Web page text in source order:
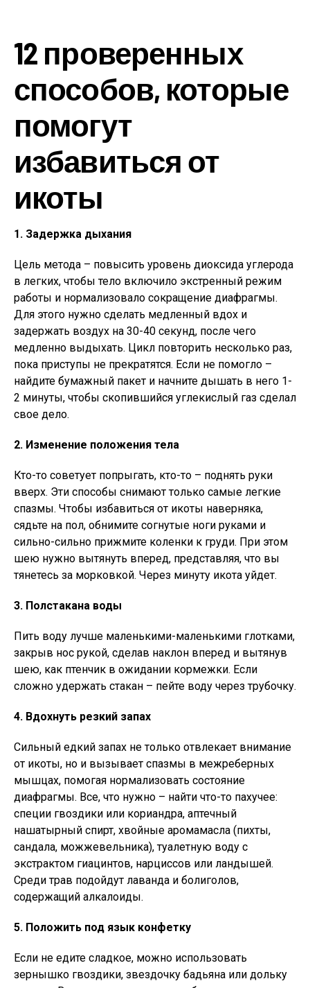
12 проверенных
способов, которые
помогут
избавиться от
икоты
1. Задержка дыхания
Цель метода – повысить уровень диоксида углерода
в легких, чтобы тело включило экстренный режим
работы и нормализовало сокращение диафрагмы.
Для этого нужно сделать медленный вдох и
задержать воздух на 30-40 секунд, после чего
медленно выдыхать. Цикл повторить несколько раз,
пока приступы не прекратятся. Если не помогло –
найдите бумажный пакет и начните дышать в него 1-
2 минуты, чтобы скопившийся углекислый газ сделал
свое дело.
2. Изменение положения тела
Кто-то советует попрыгать, кто-то – поднять руки
вверх. Эти способы снимают только самые легкие
спазмы. Чтобы избавиться от икоты наверняка,
сядьте на пол, обнимите согнутые ноги руками и
сильно-сильно прижмите коленки к груди. При этом
шею нужно вытянуть вперед, представляя, что вы
тянетесь за морковкой. Через минуту икота уйдет.
3. Полстакана воды
Пить воду лучше маленькими-маленькими глотками,
закрыв нос рукой, сделав наклон вперед и вытянув
шею, как птенчик в ожидании кормежки. Если
сложно удержать стакан – пейте воду через трубочку.
4. Вдохнуть резкий запах
Сильный едкий запах не только отвлекает внимание
от икоты, но и вызывает спазмы в межреберных
мышцах, помогая нормализовать состояние
диафрагмы. Все, что нужно – найти что-то пахучее:
специи гвоздики или кориандра, аптечный
нашатырный спирт, хвойные аромамасла (пихты,
сандала, можжевельника), туалетную воду с
экстрактом гиацинтов, нарциссов или ландышей.
Среди трав подойдут лаванда и болиголов,
содержащий алкалоиды.
5. Положить под язык конфетку
Если не едите сладкое, можно использовать
зернышко гвоздики, звездочку бадьяна или дольку